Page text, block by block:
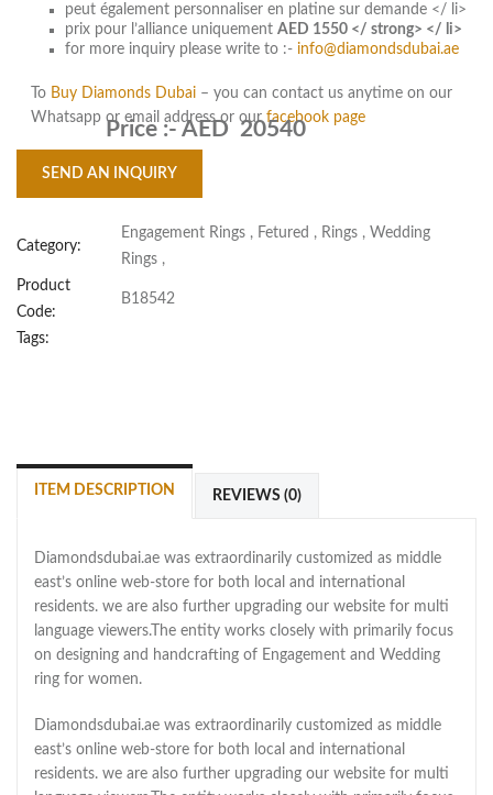
peut également personnaliser en platine sur demande </ li>
prix pour l’alliance uniquementAED 1550 </ strong> </ li>
for more inquiry please write to :- info@diamondsdubai.ae
To Buy Diamonds Dubai– you can contact us anytime on our
Whatsapp or email address or ourfacebook page
Price :-AED 20540
SEND AN INQUIRY
Category:
Engagement Rings , Fetured , Rings , Wedding
Rings ,
Product
Code:
B18542
Tags:
ITEM DESCRIPTION REVIEWS (0)
Diamondsdubai.ae was extraordinarily customized as middle
east’s online web-store for both local and international
residents. we are also further upgrading our website for multi
language viewers.The entity works closely with primarily focus
on designing and handcrafting of Engagement and Wedding
ring for women.
Diamondsdubai.ae was extraordinarily customized as middle
east’s online web-store for both local and international
residents. we are also further upgrading our website for multi